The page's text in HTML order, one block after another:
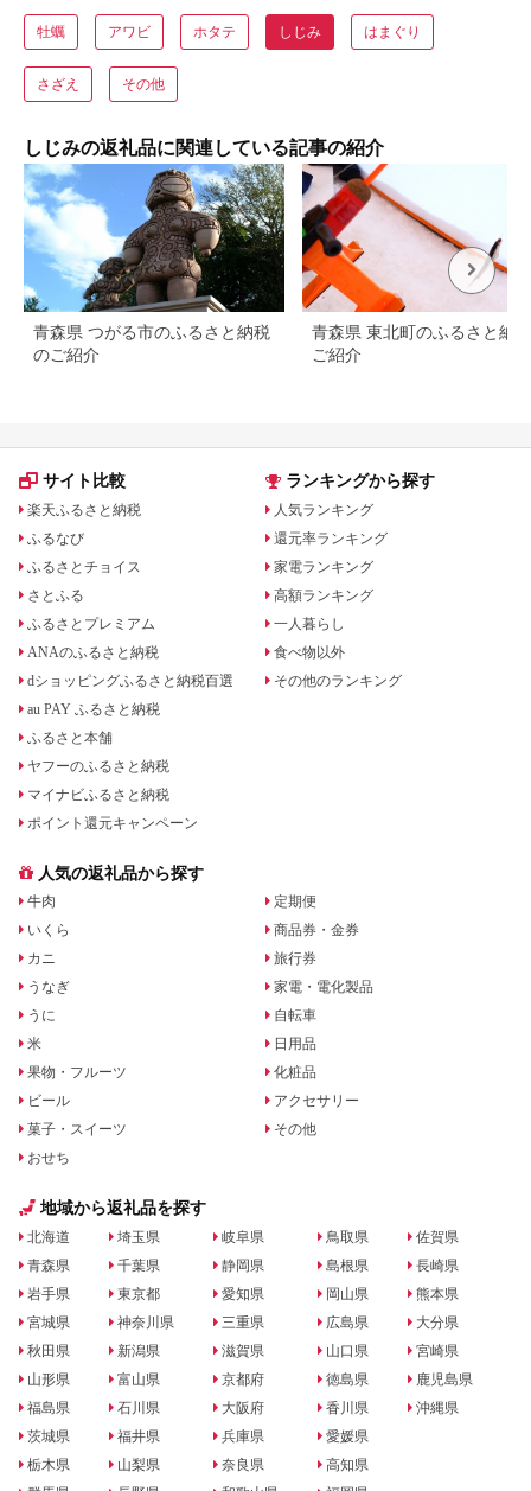
牡蠣 アワビ ホタテ しじみ はまぐり
さざえ その他
しじみの返礼品に関連している記事の紹介
青森県 つがる市のふるさと納税
のご紹介
青森県 東北町のふるさと納
ご紹介
サイト比較
楽天ふるさと納税
ふるなび
ふるさとチョイス
さとふる
ふるさとプレミアム
ANAのふるさと納税
dショッピングふるさと納税百選
au PAY ふるさと納税
ふるさと本舗
ヤフーのふるさと納税
マイナビふるさと納税
ポイント還元キャンペーン
ランキングから探す
人気ランキング
還元率ランキング
家電ランキング
高額ランキング
一人暮らし
食べ物以外
その他のランキング
人気の返礼品から探す
牛肉
いくら
カニ
うなぎ
うに
米
果物・フルーツ
ビール
菓子・スイーツ
おせち
定期便
商品券・金券
旅行券
家電・電化製品
自転車
日用品
化粧品
アクセサリー
その他
地域から返礼品を探す
北海道
青森県
岩手県
宮城県
秋田県
山形県
福島県
茨城県
栃木県
埼玉県
千葉県
東京都
神奈川県
新潟県
富山県
石川県
福井県
山梨県
岐阜県
静岡県
愛知県
三重県
滋賀県
京都府
大阪府
兵庫県
奈良県
鳥取県
島根県
岡山県
広島県
山口県
徳島県
香川県
愛媛県
高知県
佐賀県
長崎県
熊本県
大分県
宮崎県
鹿児島県
沖縄県